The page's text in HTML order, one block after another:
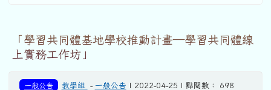
「學習共同體基地學校推動計畫—學習共同體線
上實務工作坊」
一般公告 教學組 - 一般公告 | 2022-04-25 | 點閱數： 698